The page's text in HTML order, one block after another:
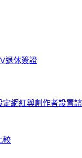
退休簽證
定網紅與創作者設置諮
較